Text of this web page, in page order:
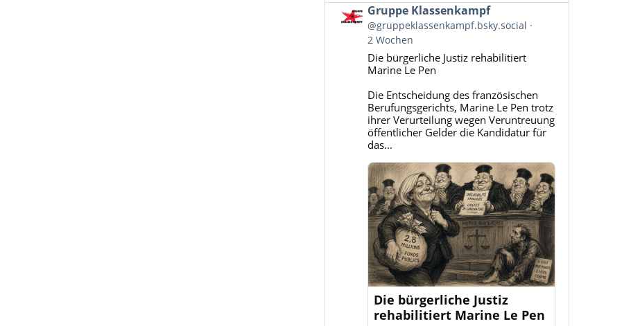
Beitrag
von
Gruppe
Klassenkampf
Bluesky
ansehen
Gruppe Klassenkampf
@gruppeklassenkampf.bsky.social
2 Wochen
Die bürgerliche Justiz rehabilitiert
Marine Le Pen
Die Entscheidung des französischen
Berufungsgerichts, Marine Le Pen trotz
ihrer Verurteilung wegen Veruntreuung
öffentlicher Gelder die Kandidatur für
das...
Die bürgerliche Justiz
rehabilitiert Marine Le Pen